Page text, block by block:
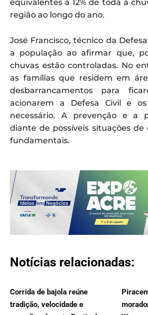
equivalentes a 12% de toda a
região ao longo do ano.
José Francisco, técnico da
a população ao afirmar que,
chuvas estão controladas. No
as famílias que residem em
desbarrancamentos para
acionarem a Defesa Civil e
necessário. A prevenção e a
diante de possíveis situações de
fundamentais.
Notícias relacionadas:
Corrida de bajola reúne
tradição, velocidade e